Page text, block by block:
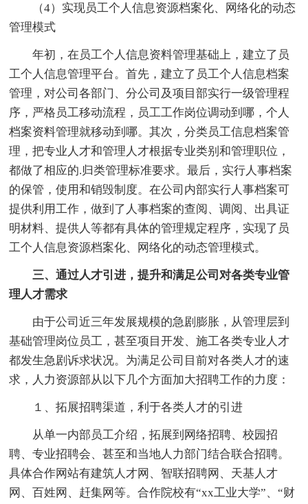
（4）实现员工个人信息资源档案化、网络化的动态
管理模式
年初，在员工个人信息资料管理基础上，建立了员
工个人信息管理平台。首先，建立了员工个人信息档案
管理，对公司各部门、分公司及项目部实行一级管理程
序，严格员工移动流程，员工工作岗位调动到哪，个人
档案资料管理就移动到哪。其次，分类员工信息档案管
理，把专业人才和管理人才根据专业类别和管理职位，
都做了相应的.归类管理标准要求。最后，实行人事档案
的保管，使用和销毁制度。在公司内部实行人事档案可
提供利用工作，做到了人事档案的查阅、调阅、出具证
明材料、提供人等都有具体的管理规定程序，实现了员
工个人信息资源档案化、网络化的动态管理模式。
三、通过人才引进，提升和满足公司对各类专业管
理人才需求
由于公司近三年发展规模的急剧膨胀，从管理层到
基础管理岗位员工，甚至项目开发、施工各类专业人才
都发生急剧诉求状况。为满足公司目前对各类人才的速
求，人力资源部从以下几个方面加大招聘工作的力度：
１、拓展招聘渠道，利于各类人才的引进
从单一内部员工介绍，拓展到网络招聘、校园招
聘、专业招聘会、甚至和当地人力部门结合联合招聘。
具体合作网站有建筑人才网、智联招聘网、天基人才
网、百姓网、赶集网等。合作院校有“xx工业大学”、“财